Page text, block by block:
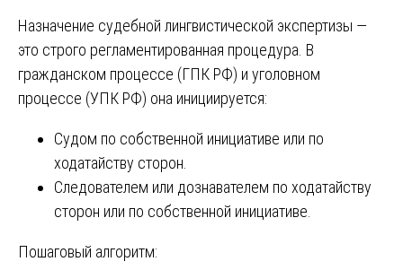
Назначение судебной лингвистической экспертизы —
это строго регламентированная процедура. В
гражданском процессе (ГПК РФ) и уголовном
процессе (УПК РФ) она инициируется:
Судом по собственной инициативе или по
ходатайству сторон.
Следователем или дознавателем по ходатайству
сторон или по собственной инициативе.
Пошаговый алгоритм: